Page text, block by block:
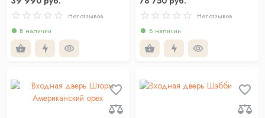
Нет отзывов
В наличии
Нет отзывов
В наличии